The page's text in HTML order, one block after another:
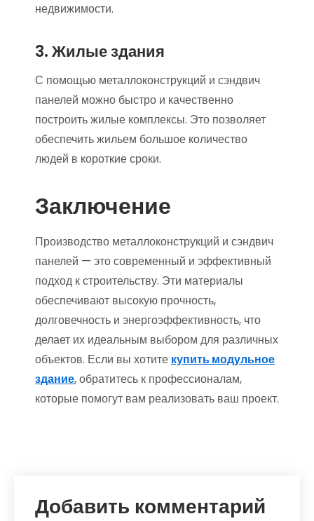
недвижимости.
3. Жилые здания
С помощью металлоконструкций и сэндвич
панелей можно быстро и качественно
построить жилые комплексы. Это позволяет
обеспечить жильем большое количество
людей в короткие сроки.
Заключение
Производство металлоконструкций и сэндвич
панелей — это современный и эффективный
подход к строительству. Эти материалы
обеспечивают высокую прочность,
долговечность и энергоэффективность, что
делает их идеальным выбором для различных
объектов. Если вы хотите купить модульное
здание, обратитесь к профессионалам,
которые помогут вам реализовать ваш проект.
Добавить комментарий